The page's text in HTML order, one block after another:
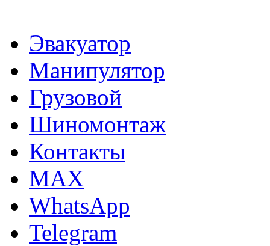
Эвакуатор
Манипулятор
Грузовой
Шиномонтаж
Контакты
MAX
WhatsApp
Telegram